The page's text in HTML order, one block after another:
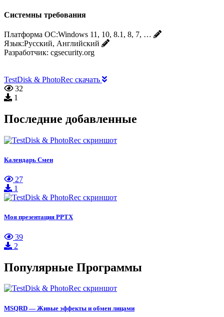
Системны требования
Платформа ОС:Windows 11, 10, 8.1, 8, 7, …
Язык:Русский, Английский
Разработчик: cgsecurity.org
TestDisk & PhotoRec скачать
32
1
Последние добавленные
Календарь Смен
27
1
Моя презентация PPTX
39
2
Популярные Программы
MSQRD — Живые эффекты и обмен лицами